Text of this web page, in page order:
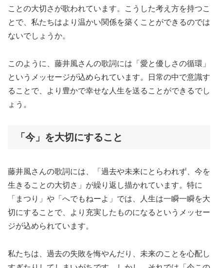
ことの大切さが歌われています。こうした考え方を持つこ
とで、私たちはより温かい関係を築くことができるのでは
ないでしょうか。
このように、藤井風さんの歌詞には「愛と優しさの循環」
というメッセージが込められています。日常の中で意識す
ることで、より豊かで幸せな人生を送ることができるでし
ょう。
「今」を大切にすること
藤井風さんの歌詞には、「過去や未来にとらわれず、今を
生きることの大切さ」が繰り返し描かれています。特に
「まつり」や「へでもねーよ」では、人生は一瞬一瞬を大
切にすることで、より充実したものになるというメッセー
ジが込められています。
私たちは、過去の失敗を悔やんだり、未来のことを心配し